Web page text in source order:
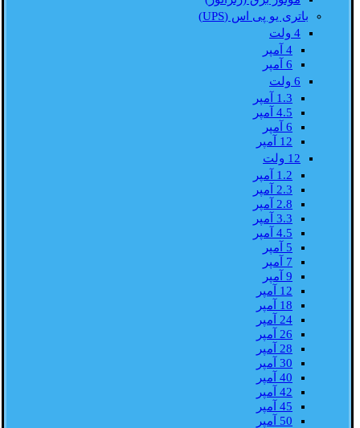
باتری یو پی اس (UPS)
4 ولت
4 آمپر
6 آمپر
6 ولت
1.3 آمپر
4.5 آمپر
6 آمپر
12 آمپر
12 ولت
1.2 آمپر
2.3 آمپر
2.8 آمپر
3.3 آمپر
4.5 آمپر
5 آمپر
7 آمپر
9 آمپر
12 آمپر
18 آمپر
24 آمپر
26 آمپر
28 آمپر
30 آمپر
40 آمپر
42 آمپر
45 آمپر
50 آمپر